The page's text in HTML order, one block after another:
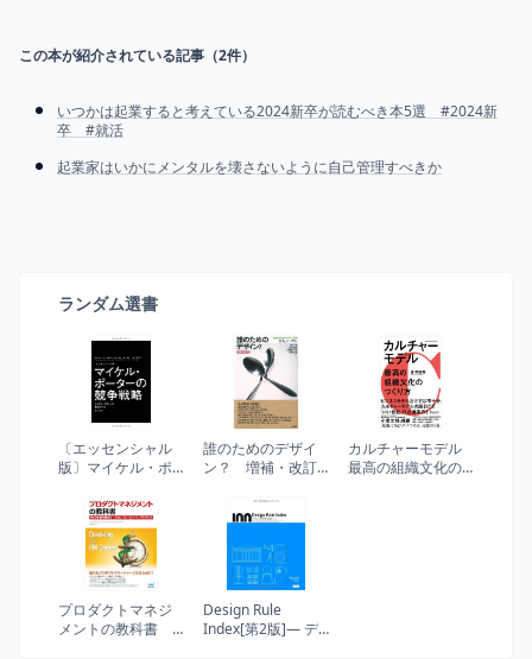
この本が紹介されている記事（2件）
いつかは起業すると考えている2024新卒が読むべき本5選 #2024新
卒 #就活
起業家はいかにメンタルを壊さないように自己管理すべきか
ランダム選書
〔エッセンシャル
版〕マイケル・ポ
誰のためのデザイ
ン？ 増補・改訂
のデザイン原論
カルチャーモデル
最高の組織文化の
プロダクトマネジ
メントの教科書
Design Rule
Index[第2版]― デ